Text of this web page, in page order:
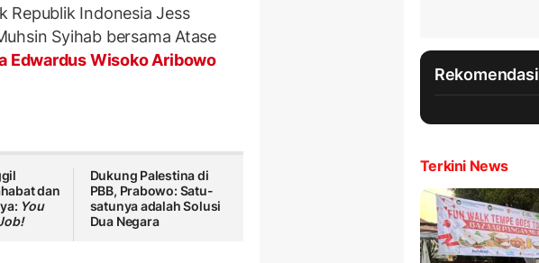
Republik Indonesia Jess
Syihab bersama Atase
Edwardus Wisoko Aribowo
dan
You
Dukung Palestina di
PBB, Prabowo: Satu-
satunya adalah Solusi
Dua Negara
Rekomendasi
Terkini News